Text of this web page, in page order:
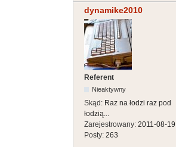
dynamike2010
Referent
Nieaktywny
Skąd: Raz na łodzi raz pod
łodzią...
Zarejestrowany: 2011-08-19
Posty: 263